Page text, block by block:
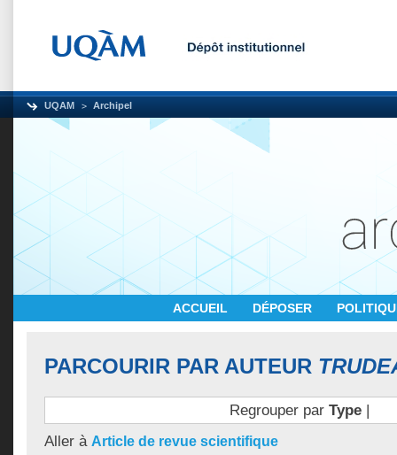
UQAM Archipel
ACCUEIL DÉPOSER
PARCOURIR PAR AUTEUR
Regrouper par Type|
Aller à Article de revue scientifique